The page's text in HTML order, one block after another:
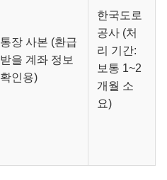
통장 사본 (환급
받을 계좌 정보
확인용)
한국도로
공사 (처
리 기간:
보통 1~2
개월 소
요)